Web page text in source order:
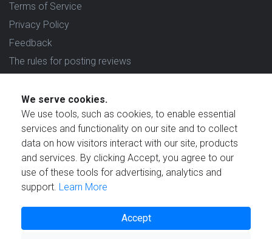
Terms of Service
Privacy Policy
Feedback
The rules for posting reviews
Reviews in which country are you interested in?
We serve cookies.
We use tools, such as cookies, to enable essential
services and functionality on our site and to collect
data on how visitors interact with our site, products
and services. By clicking Accept, you agree to our
use of these tools for advertising, analytics and
support. Learn More
Accept